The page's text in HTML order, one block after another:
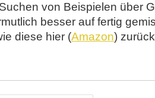
von Beispielen über
besser auf fertig
diese hier (Amazon)